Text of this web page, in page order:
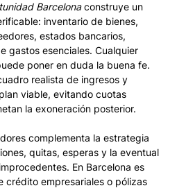
Barcelonaconstruye un
inventario de bienes,
estados bancarios,
gastos esenciales. Cualquier
poner en duda la buena fe.
realista de ingresos y
viable, evitando cuotas
la exoneración posterior.
complementa la estrategia
quitas, esperas y la eventual
En Barcelona es
crédito empresariales o pólizas